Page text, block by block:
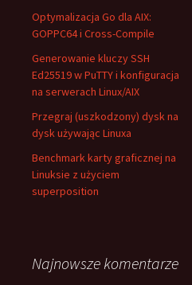
Optymalizacja Go dla AIX:
GOPPC64 i Cross-Compile
Generowanie kluczy SSH
Ed25519 w PuTTY i konfiguracja
na serwerach Linux/AIX
Przegraj (uszkodzony) dysk na
dysk używając Linuxa
Benchmark karty graficznej na
Linuksie z użyciem
superposition
Najnowsze komentarze